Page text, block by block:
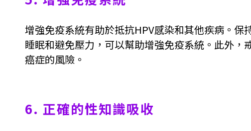
增強免疫系統有助於抵抗HPV感染和其他疾病。
睡眠和避免壓力，可以幫助增強免疫系統。此外
癌症的風險。
6. 正確的性知識吸收